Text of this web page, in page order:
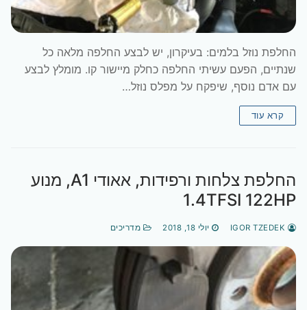
החלפת נוזל בלמים: בעיקרון, יש לבצע החלפה מלאה כל
שנתיים, הפעם עשיתי החלפה כחלק מיישור קו. מומלץ לבצע
עם אדם נוסף, שיפקח על מפלס נוזל…
קרא עוד
החלפת צלחות ורפידות, אאודי A1, מנוע
1.4TFSI 122HP
יולי 18, 2018 מדריכים